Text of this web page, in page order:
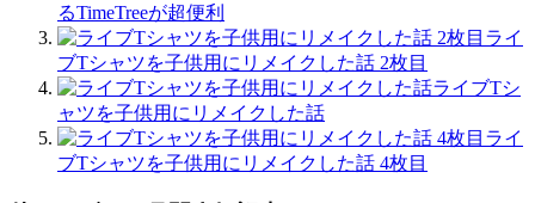
るTimeTreeが超便利
ライ
ブTシャツを子供用にリメイクした話 2枚目
ライブTシ
ャツを子供用にリメイクした話
ライ
ブTシャツを子供用にリメイクした話 4枚目